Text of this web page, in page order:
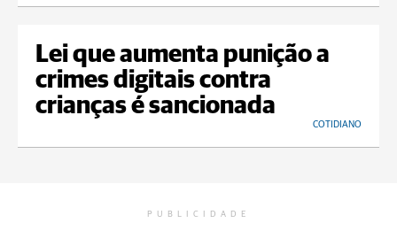
Lei que aumenta punição a
crimes digitais contra
crianças é sancionada
COTIDIANO
PUBLICIDADE